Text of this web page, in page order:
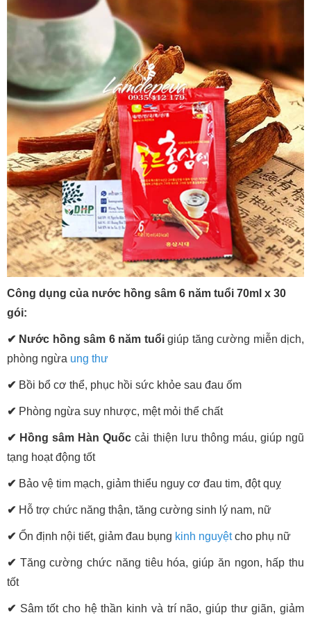
Công dụng của nước hồng sâm 6 năm tuổi 70ml x 30
gói:
✔ Nước hồng sâm 6 năm tuổigiúp tăng cường miễn dịch,
phòng ngừa ung thư
✔ Bồi bổ cơ thể, phục hồi sức khỏe sau đau ốm
✔ Phòng ngừa suy nhược, mệt mỏi thể chất
✔ Hồng sâm Hàn Quốc cải thiện lưu thông máu, giúp ngũ
tạng hoạt động tốt
✔ Bảo vệ tim mạch, giảm thiểu nguy cơ đau tim, đột quỵ
✔ Hỗ trợ chức năng thận, tăng cường sinh lý nam, nữ
✔ Ổn định nội tiết, giảm đau bụng kinh nguyệtcho phụ nữ
✔ Tăng cường chức năng tiêu hóa, giúp ăn ngon, hấp thu
tốt
✔ Sâm tốt cho hệ thần kinh và trí não, giúp thư giãn, giảm